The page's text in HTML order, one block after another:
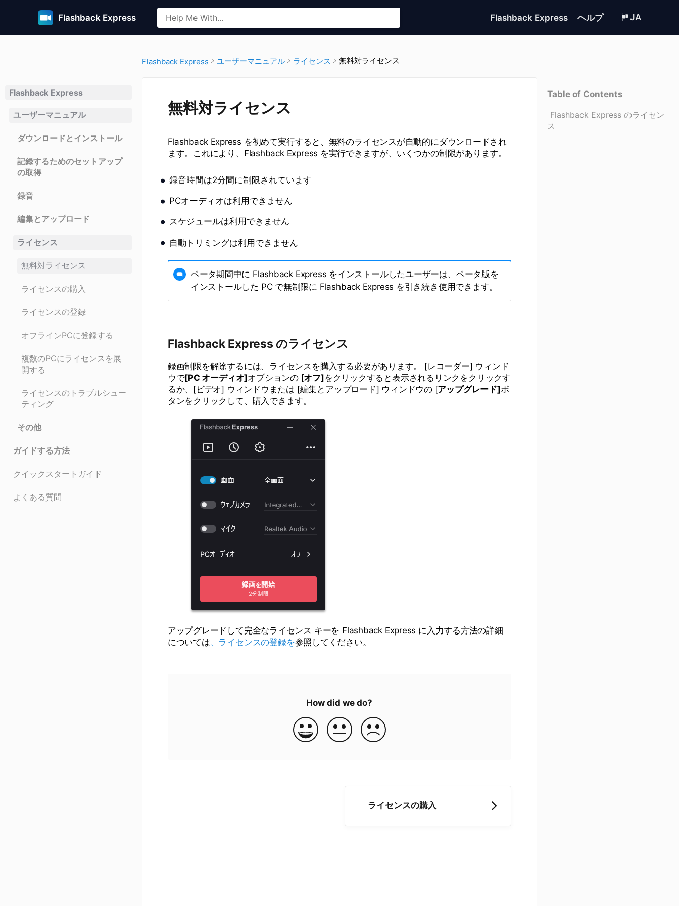
Flashback Express Flashback Express ヘルプ JA
Flashback Express
ユーザーマニュアル
ダウンロードとインストール
記録するためのセットアップ
の取得
録音
編集とアップロード
ライセンス
無料対ライセンス
ライセンスの購入
ライセンスの登録
オフラインPCに登録する
複数のPCにライセンスを展
開する
ライセンスのトラブルシュー
ティング
その他
ガイドする方法
クイックスタートガイド
よくある質問
Table of Contents
Flashback Express のライセン
ス
​Flashback Express ​ユーザーマニュアル ​ライセンス 無料対ライセンス
無料対ライセンス
Flashback Express を初めて実行すると、無料のライセンスが自動的にダウンロードされ
ます。これにより、Flashback Express を実行できますが、いくつかの制限があります。
録音時間は2分間に制限されています
PCオーディオは利用できません
スケジュールは利用できません
自動トリミングは利用できません
ベータ期間中に Flashback Express をインストールしたユーザーは、ベータ版を
インストールした PC で無制限に Flashback Express を引き続き使用できます。
Flashback Express のライセンス
録画制限を解除するには、ライセンスを購入する必要があります。 [レコーダー] ウィンド
ウで[PC オーディオ]オプションの [オフ]をクリックすると表示されるリンクをクリックす
るか、[ビデオ] ウィンドウまたは [編集とアップロード] ウィンドウの [アップグレード]ボ
タンをクリックして、購入できます。
アップグレードして完全なライセンス キーを Flashback Express に入力する方法の詳細
については、ライセンスの登録を参照してください。
How did we do?
ライセンスの購入